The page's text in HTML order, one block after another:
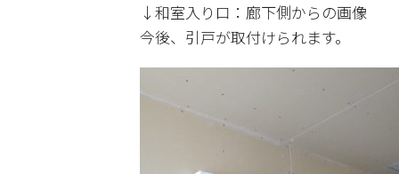
↓和室入り口：廊下側からの画像
今後、引戸が取付けられます。